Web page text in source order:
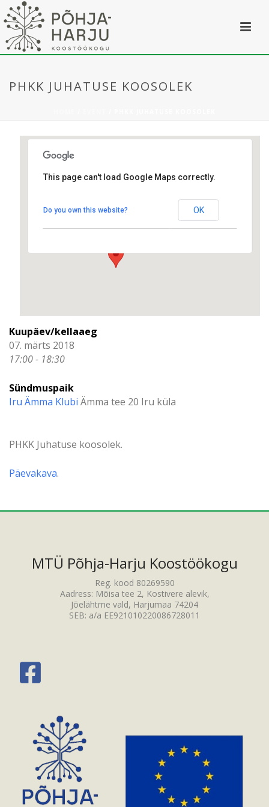
PHKK JUHATUSE KOOSOLEK
Iru Ämma Klubi
Ämma tee 20 - Iru küla
This page can't load Google Maps correctly.
Do you own this website? OK
Kuupäev/kellaaeg
07. märts 2018
17:00 - 18:30
Sündmuspaik
Iru Ämma Klubi Ämma tee 20 Iru küla
PHKK Juhatuse koosolek.
Päevakava.
MTÜ Põhja-Harju Koostöökogu
Reg. kood 80269590
Aadress: Mõisa tee 2, Kostivere alevik,
Jõelähtme vald, Harjumaa 74204
SEB: a/a EE921010220086728011